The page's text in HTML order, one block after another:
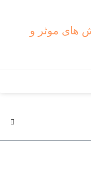
های موثر و